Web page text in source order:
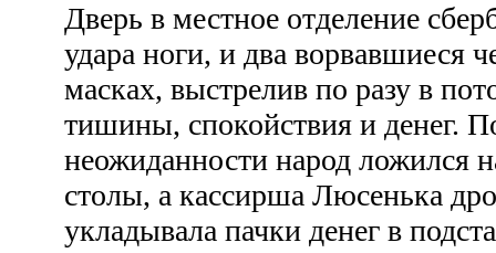
Дверь в местное отделение
удара ноги, и два ворвавшиеся
масках, выстрелив по разу в
тишины, спокойствия и денег.
неожиданности народ ложился
столы, а кассирша Люсенька
укладывала пачки денег в